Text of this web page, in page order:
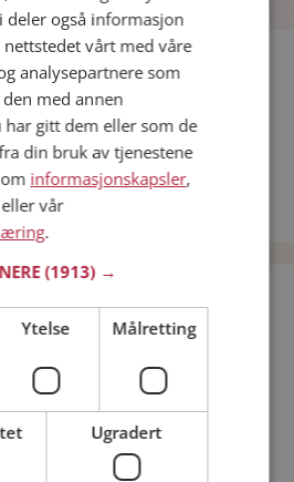
:Kine ,Pranee,Katrine
gratis!
Mann Kvinne
deler også informasjon
vårt med våre
analysepartnere som
med annen
gitt dem eller som de
din bruk av tjenestene
informasjonskapsler,
vår
.
(1913) →
Ytelse Målretting
Ugradert